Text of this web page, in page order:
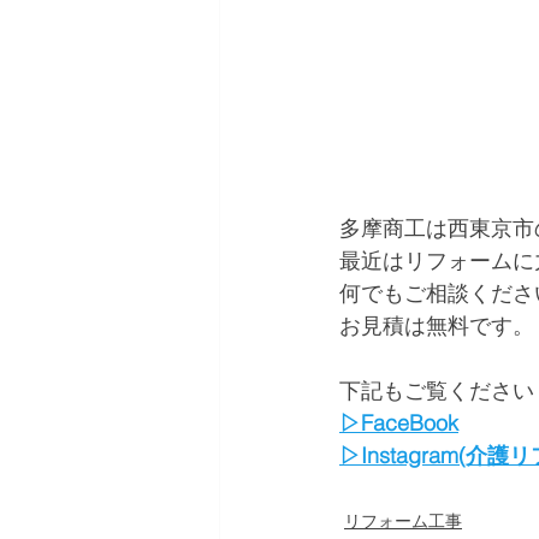
多摩商工は西東京
最近はリフォーム
何でもご相談くだ
お見積は無料です。
下記もご覧くださ
▷FaceBook
▷Instagram(介護リ
リフォーム工事